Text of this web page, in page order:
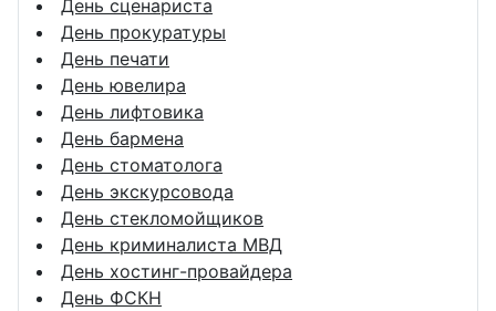
День сценариста
День прокуратуры
День печати
День ювелира
День лифтовика
День бармена
День стоматолога
День экскурсовода
День стекломойщиков
День криминалиста МВД
День хостинг-провайдера
День ФСКН